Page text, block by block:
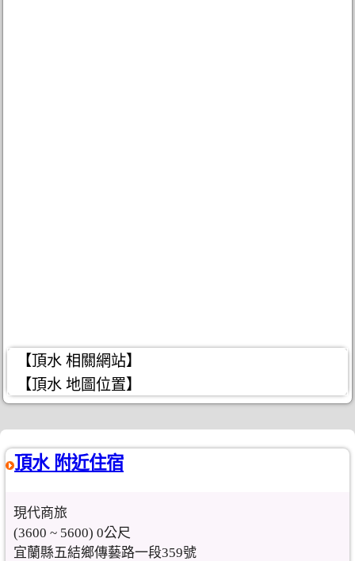
【頂水 相關網站】
【頂水 地圖位置】
頂水 附近住宿
現代商旅
(3600 ~ 5600) 0公尺
宜蘭縣五結鄉傳藝路一段359號